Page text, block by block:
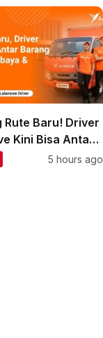
Rute Baru! Driver
Kini Bisa Antar
Bali
5 hours ago